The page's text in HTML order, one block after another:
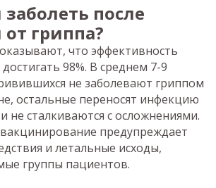
после
гриппа?
что эффективность
98%. В среднем 7-9
не заболевают гриппом
остальные переносят инфекцию
не сталкиваются с осложнениями.
предупреждает
и летальные исходы,
группы пациентов.